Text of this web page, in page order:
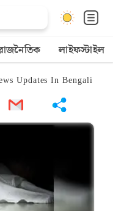
লাইফস্টাইল
Updates In Bengali